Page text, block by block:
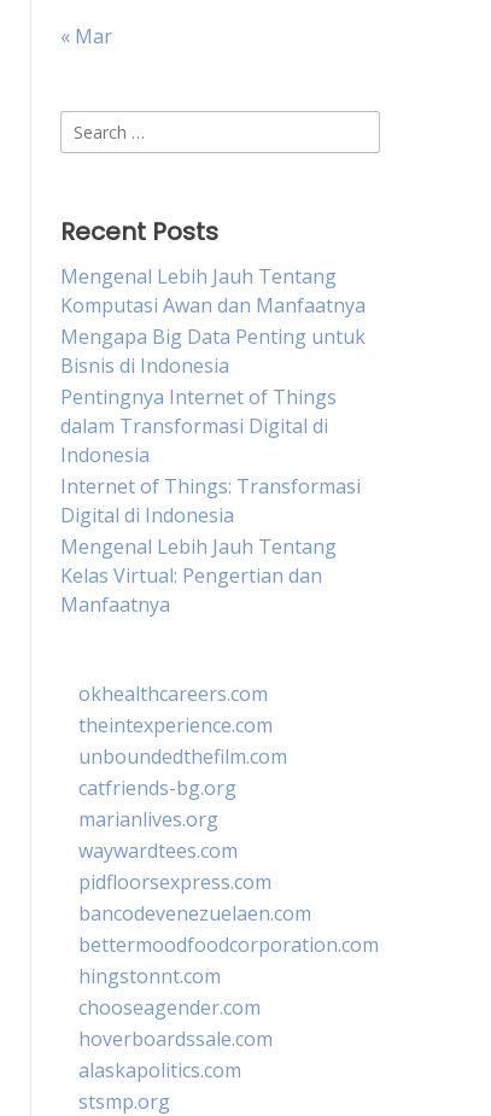
« Mar
Search
for:
Recent Posts
Mengenal Lebih Jauh Tentang
Komputasi Awan dan Manfaatnya
Mengapa Big Data Penting untuk
Bisnis di Indonesia
Pentingnya Internet of Things
dalam Transformasi Digital di
Indonesia
Internet of Things: Transformasi
Digital di Indonesia
Mengenal Lebih Jauh Tentang
Kelas Virtual: Pengertian dan
Manfaatnya
okhealthcareers.com
theintexperience.com
unboundedthefilm.com
catfriends-bg.org
marianlives.org
waywardtees.com
pidfloorsexpress.com
bancodevenezuelaen.com
bettermoodfoodcorporation.com
hingstonnt.com
chooseagender.com
hoverboardssale.com
alaskapolitics.com
stsmp.org